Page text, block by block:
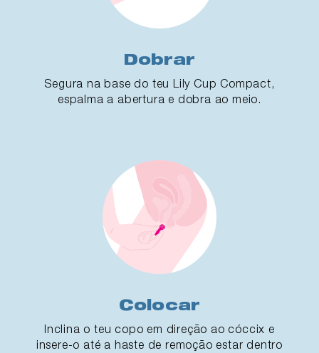
Dobrar
Segura na base do teu Lily Cup Compact,
espalma a abertura e dobra ao meio.
Colocar
Inclina o teu copo em direção ao cóccix e
insere-o até a haste de remoção estar dentro